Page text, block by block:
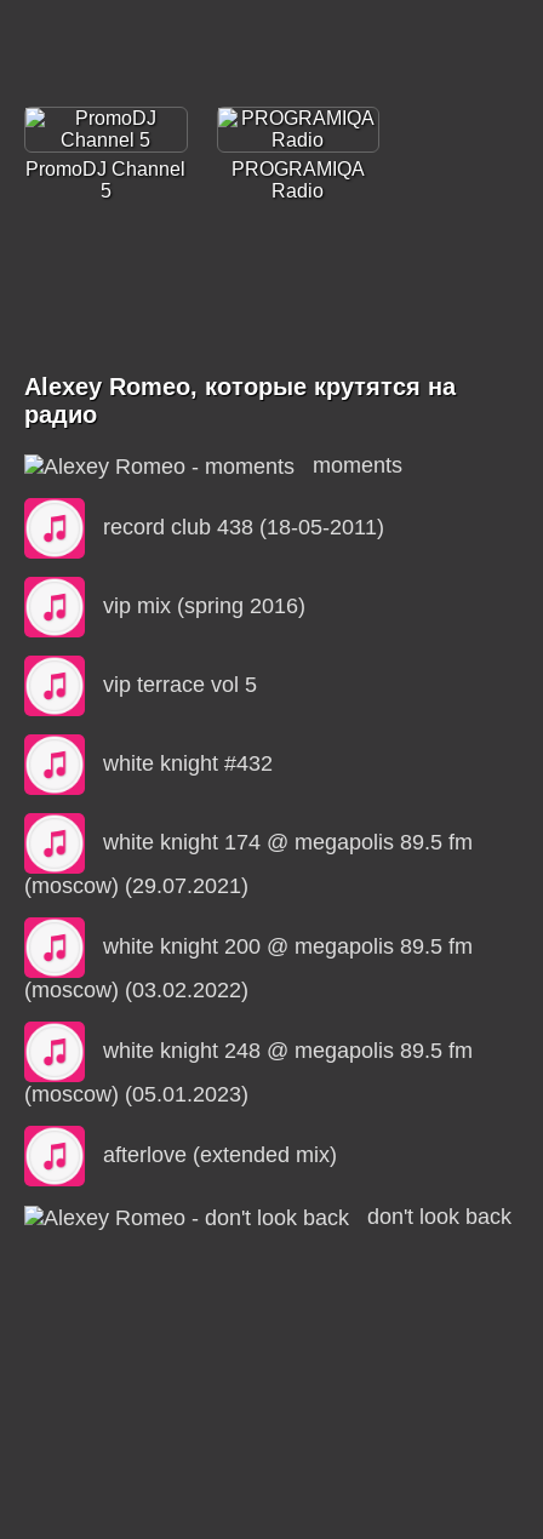
PromoDJ Channel
5
PROGRAMIQA
Radio
Alexey Romeo, которые крутятся на
радио
moments
record club 438 (18-05-2011)
vip mix (spring 2016)
vip terrace vol 5
white knight #432
white knight 174 @ megapolis 89.5 fm
(moscow) (29.07.2021)
white knight 200 @ megapolis 89.5 fm
(moscow) (03.02.2022)
white knight 248 @ megapolis 89.5 fm
(moscow) (05.01.2023)
afterlove (extended mix)
don't look back